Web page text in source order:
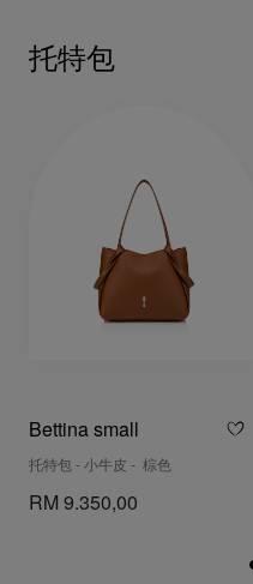
托特包
Bettina small
托特包 - 小牛皮 - 棕色
RM 9.350,00